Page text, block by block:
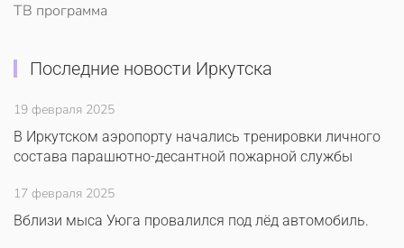
ТВ программа
Последние новости Иркутска
19 февраля 2025
В Иркутском аэропорту начались тренировки личного
состава парашютно-десантной пожарной службы
17 февраля 2025
Вблизи мыса Уюга провалился под лёд автомобиль.